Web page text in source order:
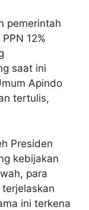
pemerintah
12%
saat ini
Apindo
tertulis,
Presiden
kebijakan
para
ini terkena